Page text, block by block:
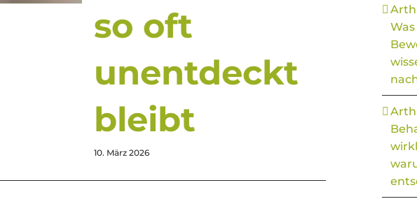
so oft
unentdeckt
bleibt
10. März 2026